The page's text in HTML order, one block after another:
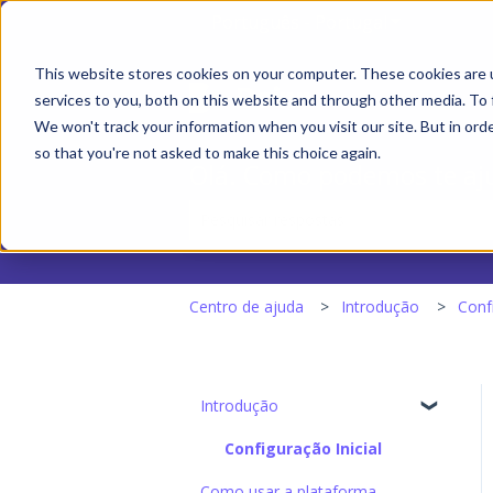
This website stores cookies on your computer. These cookies
services to you, both on this website and through other media.
We won't track your information when you visit our site. But in
so that you're not asked to make this choice again.
Não existem sugestões porque o
Centro de ajuda Introdução
Introdução
Configuração Inicial